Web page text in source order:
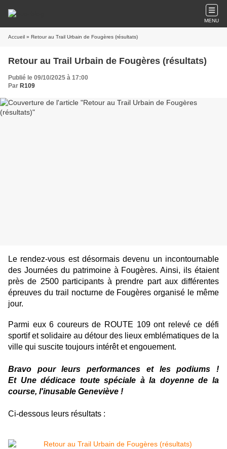
MENU
Accueil » Retour au Trail Urbain de Fougères (résultats)
Retour au Trail Urbain de Fougères (résultats)
Publié le 09/10/2025 à 17:00
Par R109
Le rendez-vous est désormais devenu un incontournable
des Journées du patrimoine à Fougères. Ainsi, ils étaient
près de 2500 participants à prendre part aux différentes
épreuves du trail nocturne de Fougères organisé le même
jour.
Parmi eux 6 coureurs de ROUTE 109 ont relevé ce défi
sportif et solidaire au détour des lieux emblématiques de la
ville qui suscite toujours intérêt et engouement.
Bravo pour leurs performances et les podiums !
Et Une dédicace toute spéciale à la doyenne de la
course, l'inusable Geneviève !
Ci-dessous leurs résultats :